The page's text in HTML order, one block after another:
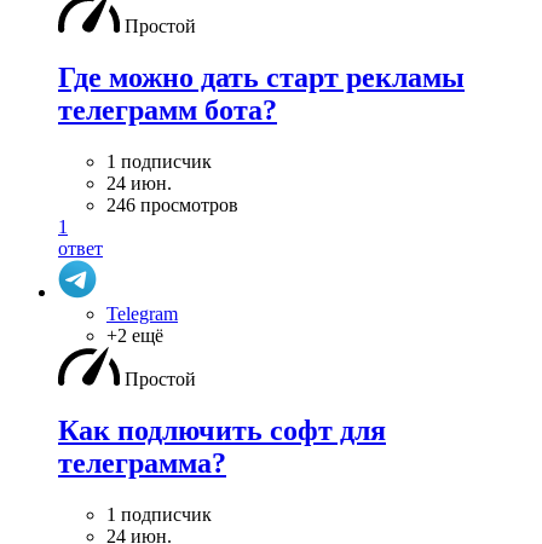
Простой
Где можно дать старт рекламы
телеграмм бота?
1 подписчик
24 июн.
246 просмотров
1
ответ
Telegram
+2 ещё
Простой
Как подлючить софт для
телеграмма?
1 подписчик
24 июн.